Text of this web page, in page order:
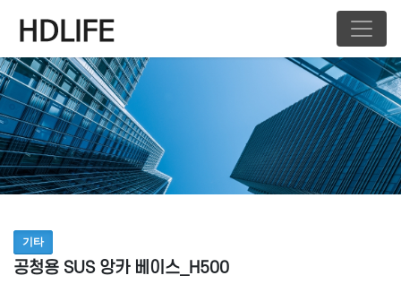
기타
공청용 SUS 앙카 베이스_H500